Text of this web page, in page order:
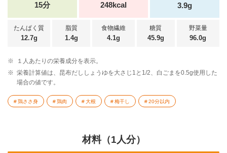
15分 248kcal 3.9g
たんぱく質
12.7g
脂質
1.4g
食物繊維
4.1g
糖質
45.9g
野菜量
96.0g
※
１人あたりの栄養成分を表示。
※ 栄養計算値は、昆布だししょうゆを大さじ1と1/2、白ごまを0.5g使用した
場合の値です。
鶏ささ身 鶏肉 大根 梅干し 20分以内
材料（1人分）